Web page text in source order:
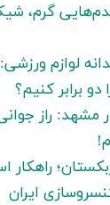
گرم،
لوازم
برابر کنیم؟
مشهد: راز
راهکار
ایران